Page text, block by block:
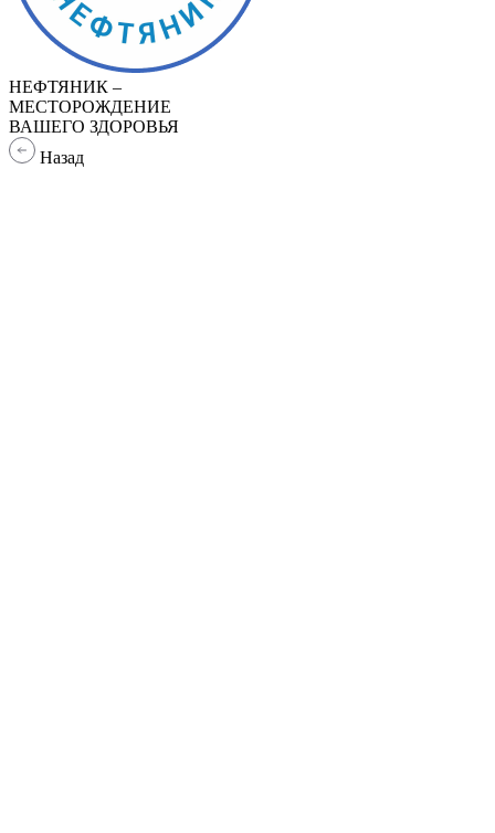
НЕФТЯНИК –
МЕСТОРОЖДЕНИЕ
ВАШЕГО ЗДОРОВЬЯ
Назад